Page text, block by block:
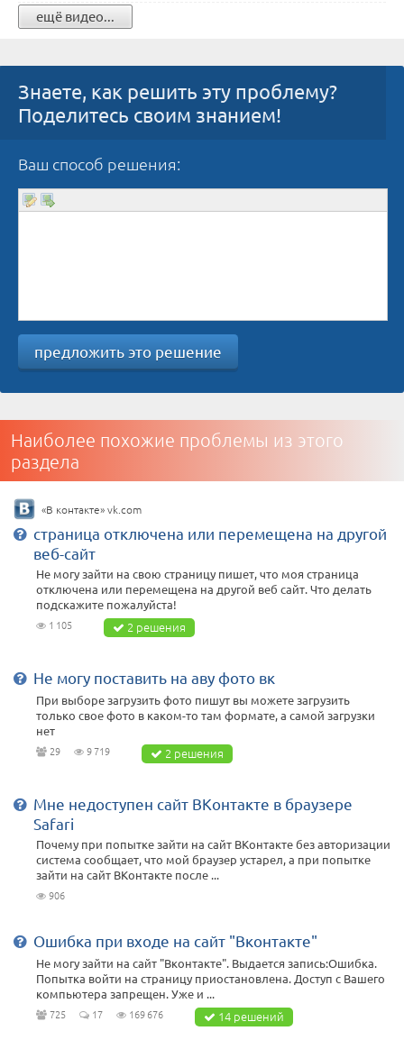
ещё видео...
Знаете, как решить эту проблему?
Поделитесь своим знанием!
Ваш способ решения:
предложить это решение
Наиболее похожие проблемы из этого
раздела
«В контакте» vk.com
страница отключена или перемещена на другой
веб-сайт
Не могу зайти на свою страницу пишет, что моя страница
отключена или перемещена на другой веб сайт. Что делать
подскажите пожалуйста!
1 105 2 решения
Не могу поставить на аву фото вк
При выборе загрузить фото пишут вы можете загрузить
только свое фото в каком-то там формате, а самой загрузки
нет
29 9 719 2 решения
Мне недоступен сайт ВКонтакте в браузере
Safari
Почему при попытке зайти на сайт ВКонтакте без авторизации
система сообщает, что мой браузер устарел, а при попытке
зайти на сайт ВКонтакте после ...
906
Ошибка при входе на сайт "Вконтакте"
Не могу зайти на сайт "Вконтакте". Выдается запись:Ошибка.
Попытка войти на страницу приостановлена. Доступ с Вашего
компьютера запрещен. Уже и ...
725 17 169 676 14 решений